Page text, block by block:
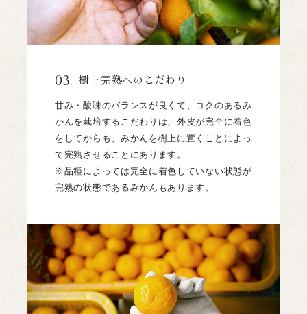
03. 樹上完熟へのこだわり
甘み・酸味のバランスが良くて、コクのあるみ
かんを栽培するこだわりは、外皮が完全に着色
をしてからも、みかんを樹上に置くことによっ
て完熟させることにあります。
※品種によっては完全に着色していない状態が
完熟の状態であるみかんもあります。